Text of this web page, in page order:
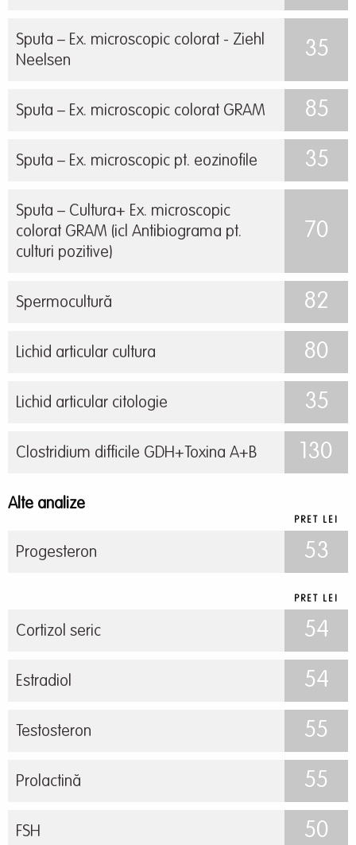
Sputa – Ex. microscopic colorat - Ziehl
Neelsen
35
Sputa – Ex. microscopic colorat GRAM 85
Sputa – Ex. microscopic pt. eozinofile 35
Sputa – Cultura+ Ex. microscopic
colorat GRAM (icl Antibiograma pt.
culturi pozitive)
70
Spermocultură 82
Lichid articular cultura 80
Lichid articular citologie 35
Clostridium difficile GDH+Toxina A+B 130
Alte analize
PRET LEI
Progesteron 53
PRET LEI
Cortizol seric 54
Estradiol 54
Testosteron 55
Prolactină 55
FSH 50